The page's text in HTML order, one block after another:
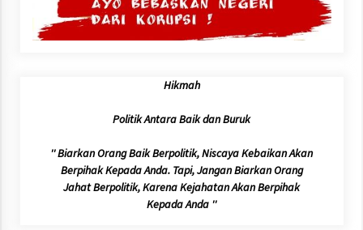
Hikmah
Politik Antara Baik dan Buruk
'' Biarkan Orang Baik Berpolitik, Niscaya Kebaikan Akan
Berpihak Kepada Anda. Tapi, Jangan Biarkan Orang
Jahat Berpolitik, Karena Kejahatan Akan Berpihak
Kepada Anda ''